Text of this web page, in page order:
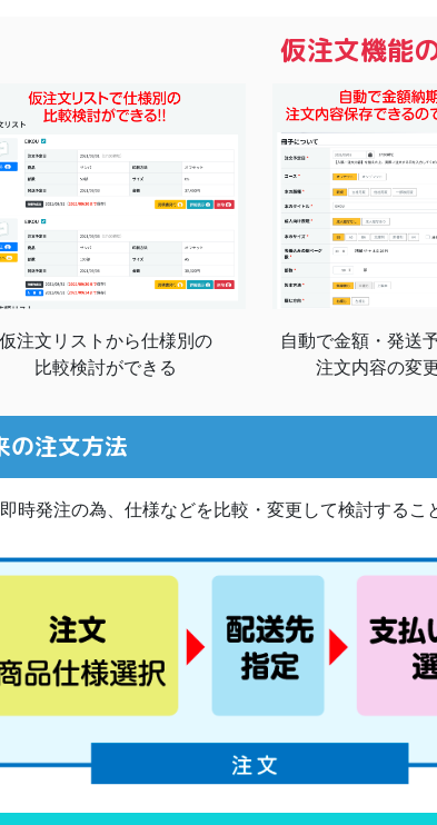
仮注文機能
注文リストから仕様別の
比較検討ができる
自動で金額・発送
注文内容の変
の注文方法
時発注の為、仕様などを比較・変更して検討するこ